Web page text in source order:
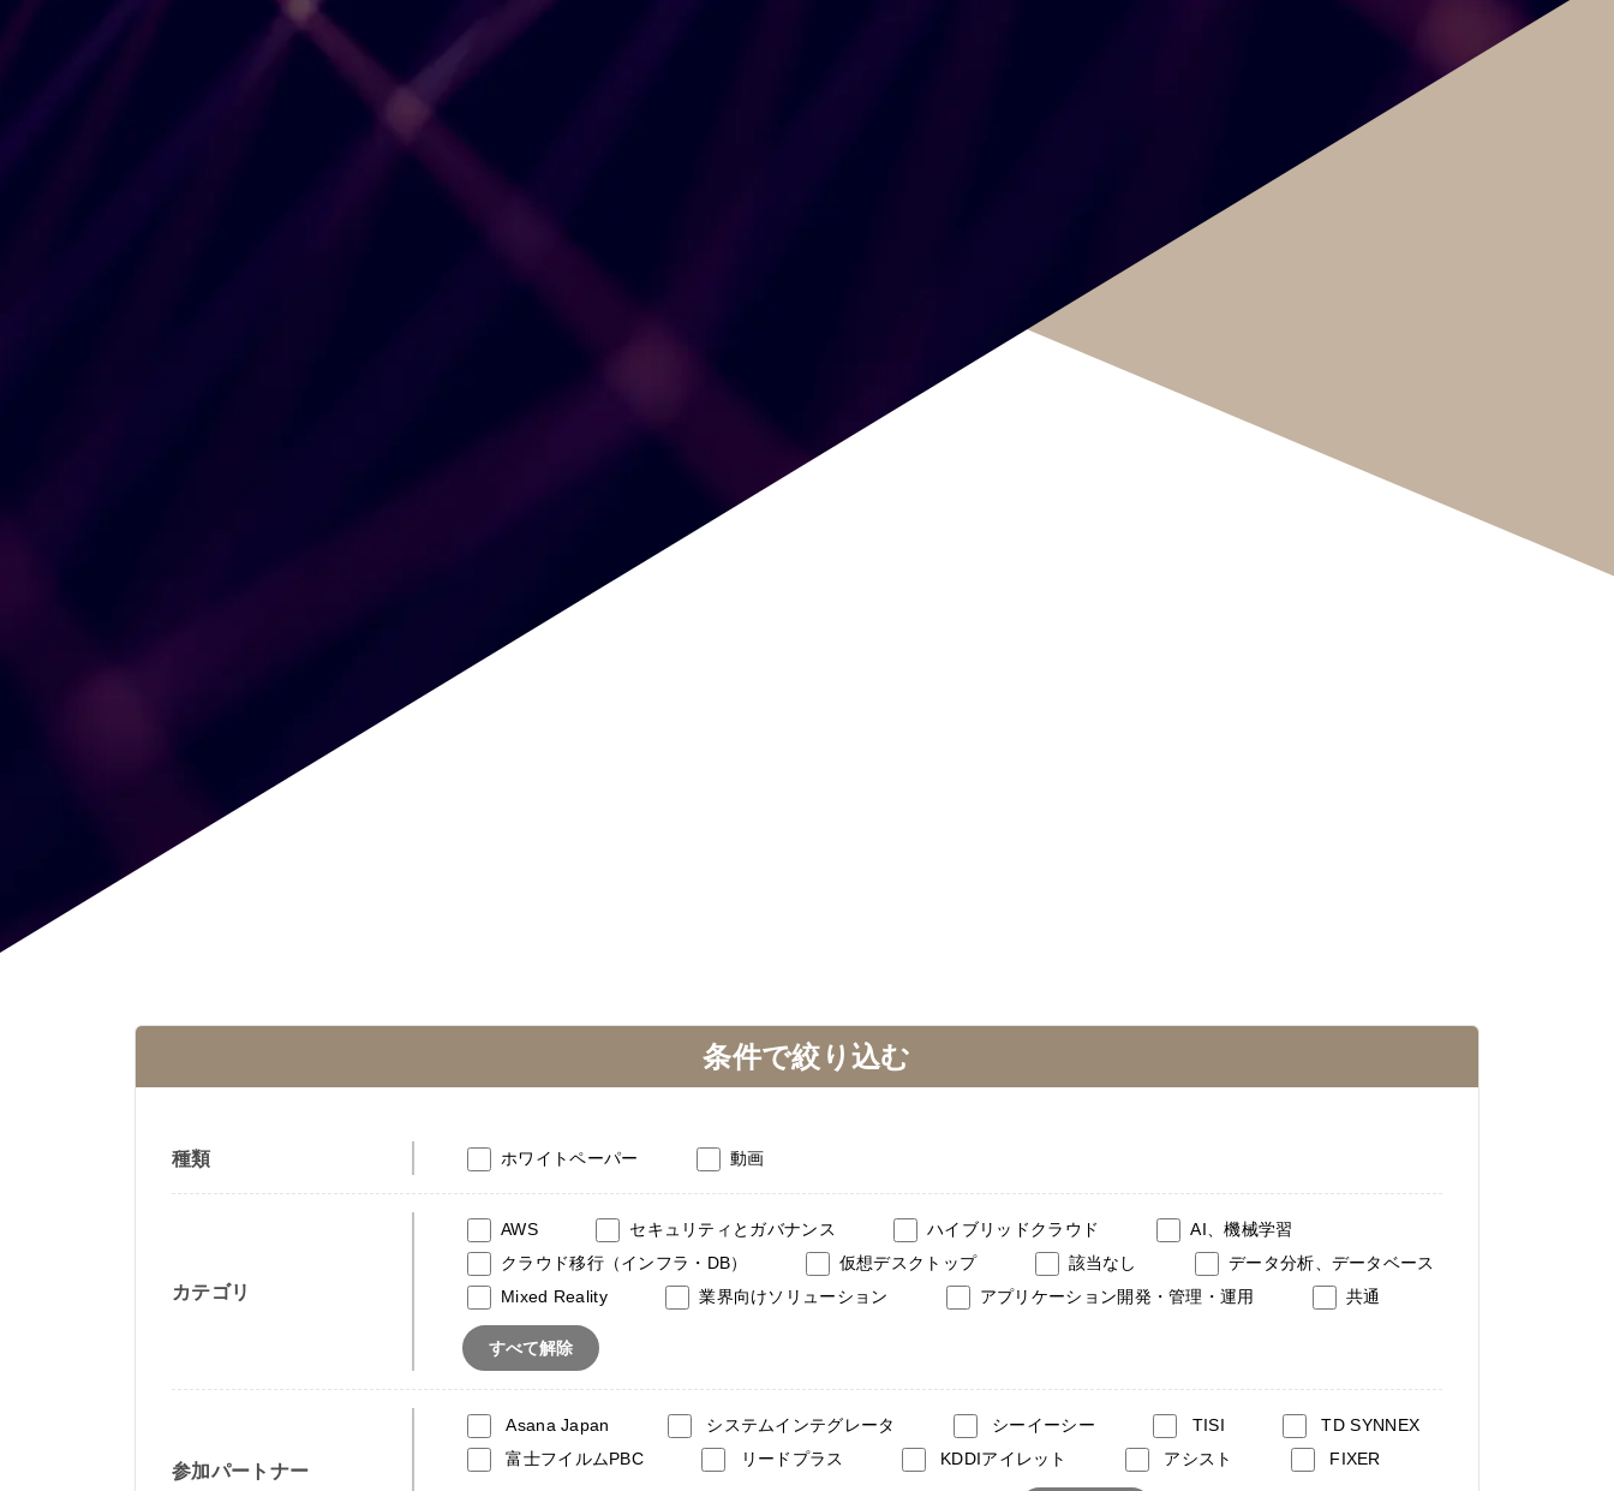
条件で絞り込む
種類 ホワイトペーパー 動画
カテゴリ
AWS セキュリティとガバナンス ハイブリッドクラウド
AI、機械学習
クラウド移行（インフラ・DB）
仮想デスクトップ 該当なし
データ分析、データベース
Mixed Reality
業界向けソリューション アプリケーション開発・管理・運用 共通
すべて解除
参加パートナー
Asana Japan システムインテグレータ シーイーシー TISI
TD SYNNEX
富士フイルムPBC
リードプラス KDDIアイレット アシスト FIXER